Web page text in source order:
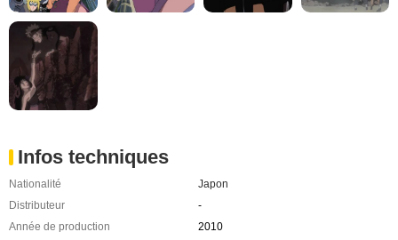
Infos techniques
Nationalité
Japon
Distributeur
-
Année de production
2010